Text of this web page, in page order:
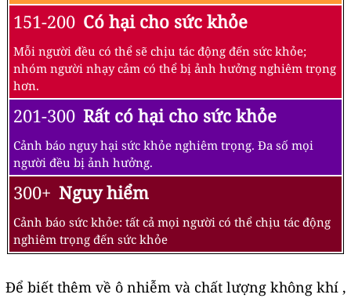
151-200 Có hại cho sức khỏe
Mỗi người đều có thể sẽ chịu tác động đến sức khỏe;
nhóm người nhạy cảm có thể bị ảnh hưởng nghiêm trọng
hơn.
201-300 Rất có hại cho sức khỏe
Cảnh báo nguy hại sức khỏe nghiêm trọng. Đa số mọi
người đều bị ảnh hưởng.
300+ Nguy hiểm
Cảnh báo sức khỏe: tất cả mọi người có thể chịu tác động
nghiêm trọng đến sức khỏe
Để biết thêm về ô nhiễm và chất lượng không khí ,